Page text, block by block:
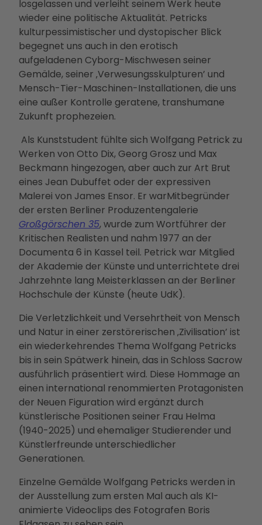
Betei
ligun
gsan
gebo
te
PMS
G
Vera
nstal
tung
en
Press
e &
Medi
ense
rvice
Jobs
&
Ausb
ildun
g
losgelassen und verleiht seinem Werk heute
wieder eine politische Aktualität. Petricks
kulturpessimistischer und dystopischer Blick
begegnet uns auch in den erotisch
aufgeladenen Cyborg-Mischwesen seiner
Gemälde, seiner ‚Verwesungsskulpturen’ und
Mensch-Tier-Maschinen-Installationen, die uns
eine außer Kontrolle geratene, transhumane
Zukunft prophezeien.
Als Kunststudent fühlte sich Wolfgang Petrick zu
Werken von Otto Dix, Georg Grosz und Max
Beckmann hingezogen, aber auch zur Art Brut
eines Jean Dubuffet oder der expressiven
Malerei von James Ensor. Er warMitbegründer
der ersten Berliner Produzentengalerie
Großgörschen 35, wurde zum Wortführer der
Kritischen Realisten und nahm 1977 an der
Documenta 6 in Kassel teil. Petrick war Mitglied
der Akademie der Künste und unterrichtete drei
Jahrzehnte lang Meisterklassen an der Berliner
Hochschule der Künste (heute UdK).
Die Verletzlichkeit und Versehrtheit von Mensch
und Natur in einer zerstörerischen ‚Zivilisation’ ist
ein wiederkehrendes Thema Wolfgang Petricks
bis in sein Spätwerk hinein, das in Schloss Sacrow
ausführlich präsentiert wird. Diese Hommage an
einen international renommierten Protagonisten
der Neuen Figuration wird ergänzt durch
künstlerische Positionen seiner Frau Helma
(1940-2025) und ehemaliger Studierender und
Künstlerfreunde unterschiedlicher
Generationen.
Einzelne Gemälde Wolfgang Petricks werden in
der Ausstellung zum ersten Mal auch als KI-
animierte Videoclips des Fotografen Boris